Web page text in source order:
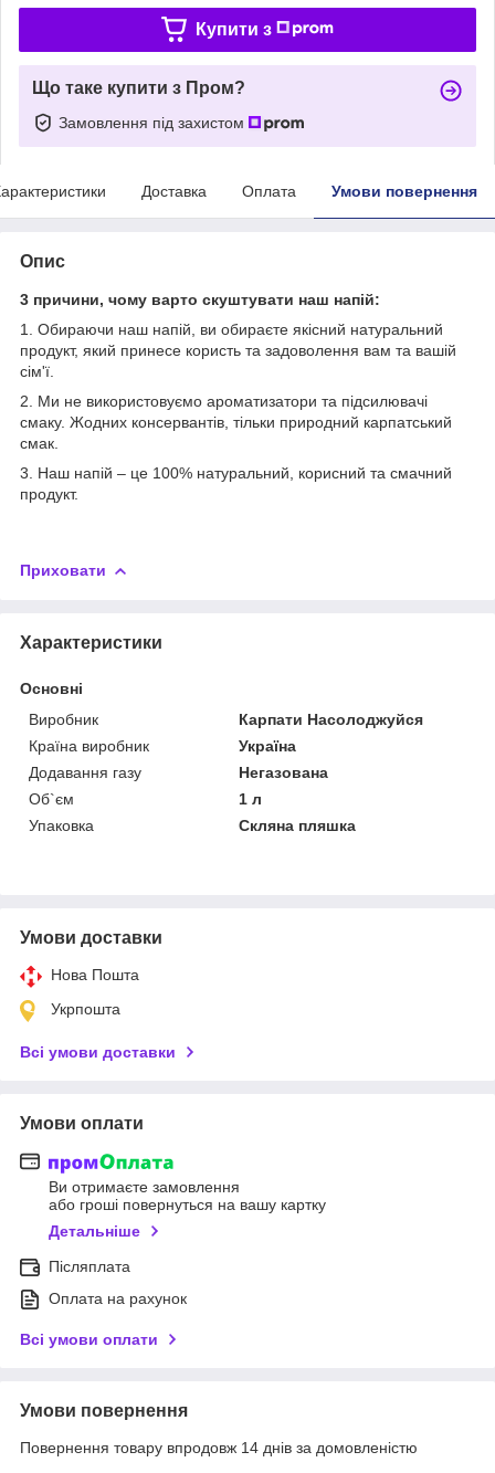
Купити з
Що таке купити з Пром?
Замовлення під захистом
Доставка Оплата Умови повернення
Опис
3 причини, чому варто скуштувати наш напій:
1. Обираючи наш напій, ви обираєте якісний натуральний
продукт, який принесе користь та задоволення вам та вашій
сім'ї.
2. Ми не використовуємо ароматизатори та підсилювачі
смаку. Жодних консервантів, тільки природний карпатський
смак.
3. Наш напій – це 100% натуральний, корисний та смачний
продукт.
Приховати
Характеристики
Основні
Виробник
Карпати Насолоджуйся
Країна виробник
Україна
Додавання газу
Негазована
Об`єм
1 л
Упаковка
Скляна пляшка
Умови доставки
Нова Пошта
Укрпошта
Всі умови доставки
Умови оплати
Ви отримаєте замовлення
або гроші повернуться на вашу картку
Детальніше
Післяплата
Оплата на рахунок
Всі умови оплати
Умови повернення
Повернення товару впродовж 14 днів за домовленістю